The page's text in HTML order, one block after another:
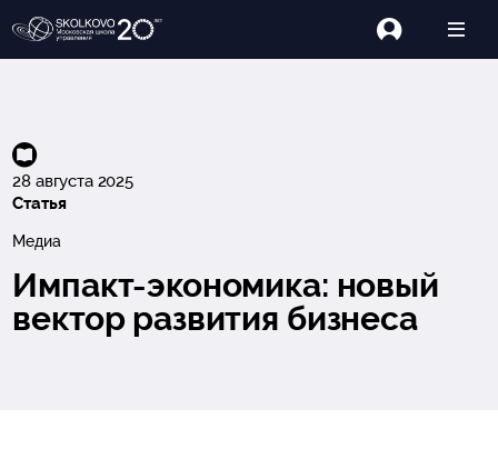
28 августа 2025
Статья
Медиа
Импакт-экономика: новый
вектор развития бизнеса